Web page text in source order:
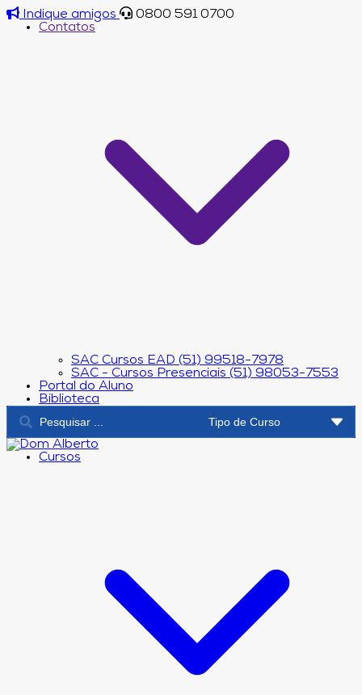
Indique amigos
0800 591 0700
Contatos
SAC Cursos EAD (51) 99518-7978
SAC - Cursos Presenciais (51) 98053-7553
Portal do Aluno
Biblioteca
Cursos